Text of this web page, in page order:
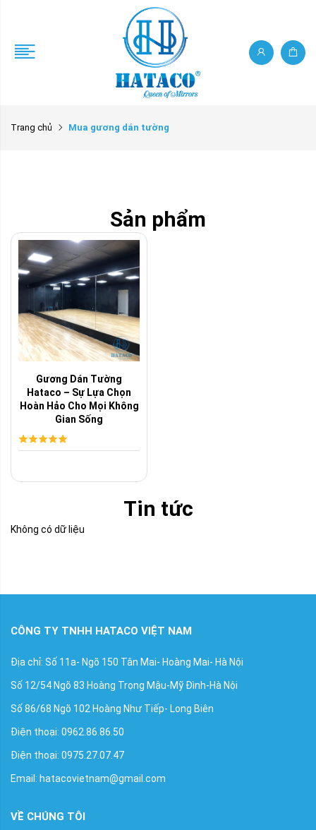
Trang chủ Mua gương dán tường
Sản phẩm
Gương Dán Tường
Hataco – Sự Lựa Chọn
Hoàn Hảo Cho Mọi Không
Gian Sống
Tin tức
Không có dữ liệu
CÔNG TY TNHH HATACO VIỆT NAM
Địa chỉ: Số 11a- Ngõ 150 Tân Mai- Hoàng Mai- Hà Nội
Số 12/54 Ngõ 83 Hoàng Trọng Mậu-Mỹ Đình-Hà Nội
Số 86/68 Ngõ 102 Hoàng Như Tiếp- Long Biên
Điện thoại: 0962.86.86.50
Điện thoại: 0975.27.07.47
Email: hatacovietnam@gmail.com
VỀ CHÚNG TÔI